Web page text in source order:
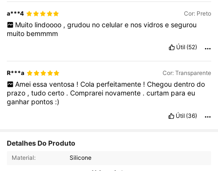
a***4 Cor: Preto
Muito lindoooo , grudou no celular e nos vidros e segurou
muito bemmmm
Útil (52)
R***a Cor: Transparente
Amei essa ventosa ! Cola perfeitamente ! Chegou dentro do
prazo ,tudocerto .Comprarei novamente .curtam paraeu
ganhar pontos :)
Útil (36)
Detalhes Do Produto
Material: Silicone